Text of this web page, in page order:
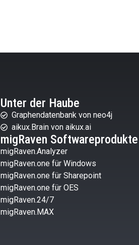
Unter der Haube
Graphendatenbank von neo4j
aikux.Brain von aikux.ai
migRaven Softwareprodukte
migRaven.Analyzer
migRaven.one für Windows
migRaven.one für Sharepoint
migRaven.one für OES
migRaven.24/7
migRaven.MAX